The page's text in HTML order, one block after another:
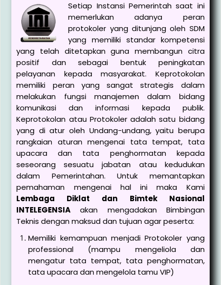
Setiap Instansi Pemerintah saat ini
memerlukan adanya peran
protokoler yang ditunjang oleh SDM
yang memiliki standar kompetensi
yang telah ditetapkan guna membangun citra
positif dan sebagai bentuk peningkatan
pelayanan kepada masyarakat. Keprotokolan
memiliki peran yang sangat strategis dalam
melakukan fungsi manajemen dalam bidang
komunikasi dan informasi kepada publik.
Keprotokolan atau Protokoler adalah satu bidang
yang di atur oleh Undang-undang, yaitu berupa
rangkaian aturan mengenai tata tempat, tata
upacara dan tata penghormatan kepada
seseorang sesuatu jabatan atau kedudukan
dalam Pemerintahan. Untuk memantapkan
pemahaman mengenai hal ini maka Kami
Lembaga Diklat dan Bimtek Nasional
INTELEGENSIA akan mengadakan Bimbingan
Teknis dengan maksud dan tujuan agar peserta:
Memiliki kemampuan menjadi Protokoler yang
professional (mampu mengeliola dan
mengatur tata tempat, tata penghormatan,
tata upacara dan mengelola tamu VIP)